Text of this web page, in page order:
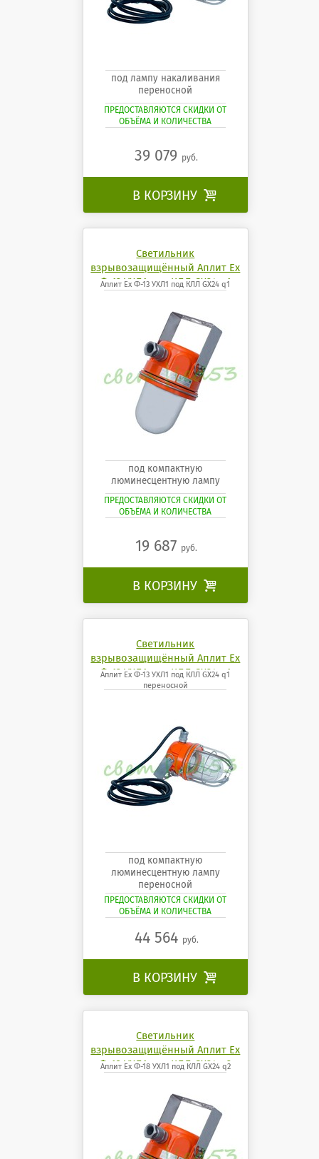
под лампу накаливания
переносной
ПРЕДОСТАВЛЯЮТСЯ СКИДКИ ОТ
ОБЪЁМА И КОЛИЧЕСТВА
39 079 руб.
В КОРЗИНУ 
Светильник
взрывозащищённый Аплит Ех
Ф-13 УХЛ1 под КЛЛ GX24 q1
Аплит Ех Ф-13 УХЛ1 под КЛЛ GX24 q1
под компактную
люминесцентную лампу
ПРЕДОСТАВЛЯЮТСЯ СКИДКИ ОТ
ОБЪЁМА И КОЛИЧЕСТВА
19 687 руб.
В КОРЗИНУ 
Светильник
взрывозащищённый Аплит Ех
Ф-13 УХЛ1 под КЛЛ GX24 q1
переносной
Аплит Ех Ф-13 УХЛ1 под КЛЛ GX24 q1
переносной
под компактную
люминесцентную лампу
переносной
ПРЕДОСТАВЛЯЮТСЯ СКИДКИ ОТ
ОБЪЁМА И КОЛИЧЕСТВА
44 564 руб.
В КОРЗИНУ 
Светильник
взрывозащищённый Аплит Ех
Ф-18 УХЛ1 под КЛЛ GX24 q2
Аплит Ех Ф-18 УХЛ1 под КЛЛ GX24 q2